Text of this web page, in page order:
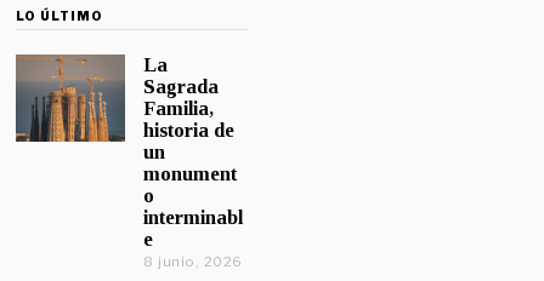
LO ÚLTIMO
La
Sagrada
Familia,
historia de
un
monument
o
interminabl
e
8 junio, 2026